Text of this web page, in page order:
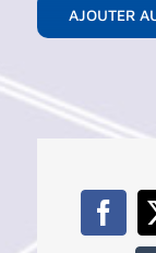
AJOUTER